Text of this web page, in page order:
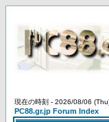
現在の時刻 - 2026/08/06
PC88.gr.jp Forum Index